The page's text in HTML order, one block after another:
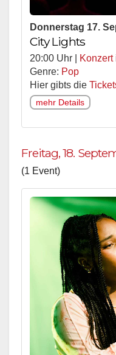
Donnerstag 17.
City Lights
20:00 Uhr | Konzert
Genre: Pop
Hier gibts die
mehr Details
Freitag, 18.
(1 Event)